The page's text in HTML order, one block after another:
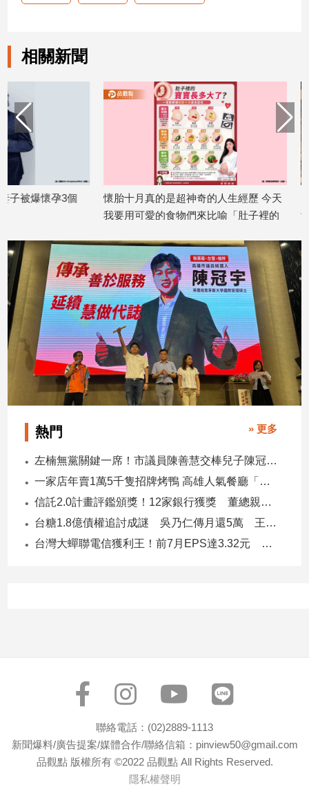
流
尚
生
活
建
築/
設
計
旅
遊/
食
星
座/
命
費
康/
感
相關新聞
懷胎十月真的是超神奇的人生經歷 今天
我要用可愛的食物們來比喻「肚子裡的
2026/07/14
台南孕婦慘遭輾命
女停車觀望後逃逸
熱門 » 更多
左楠無黨關鍵一席！市議員陳善慧交棒兒子陳冠宇 一人參選 兩代服務
一家店年賣1萬5千隻招牌烤鴨 高雄人氣餐廳「鴨點棧」展新店
信託2.0計畫評鑑頒獎！12家銀行獲獎 董總親臨領獎
台糖1.8億債權追討成謎 吳乃仁傳月還5萬 王鴻薇轟：要還到379歲
台灣大蟬聯電信獲利王！前7月EPS達3.32元 中華電3.11、遠傳2.46元
聯絡電話：(02)2889-1113
新聞爆料/廣告提案/媒體合作/聯絡信箱：pinview50@gmail.com
品觀點 版權所有 ©2022 品觀點 All Rights Reserved.
隱私權聲明